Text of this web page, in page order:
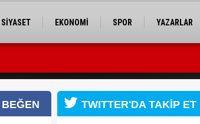
SİYASET EKONOMİ SPOR YAZARLAR
TWITTER'DA TAKİP ET